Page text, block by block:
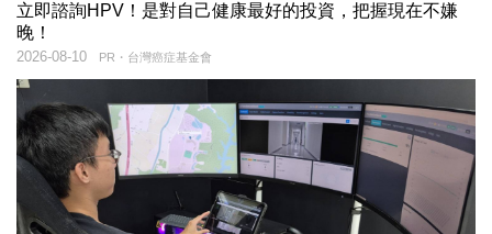
立即諮詢HPV！是對自己健康最好的投資，把握現在不嫌
晚！
PR・台灣癌症基金會
2026-08-10